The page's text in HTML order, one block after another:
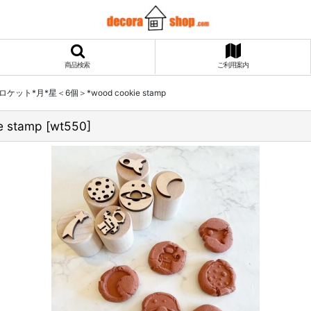
商品検索 ご利用案内
ケット*月*星＜6個＞*wood cookie stamp
stamp [wt550]